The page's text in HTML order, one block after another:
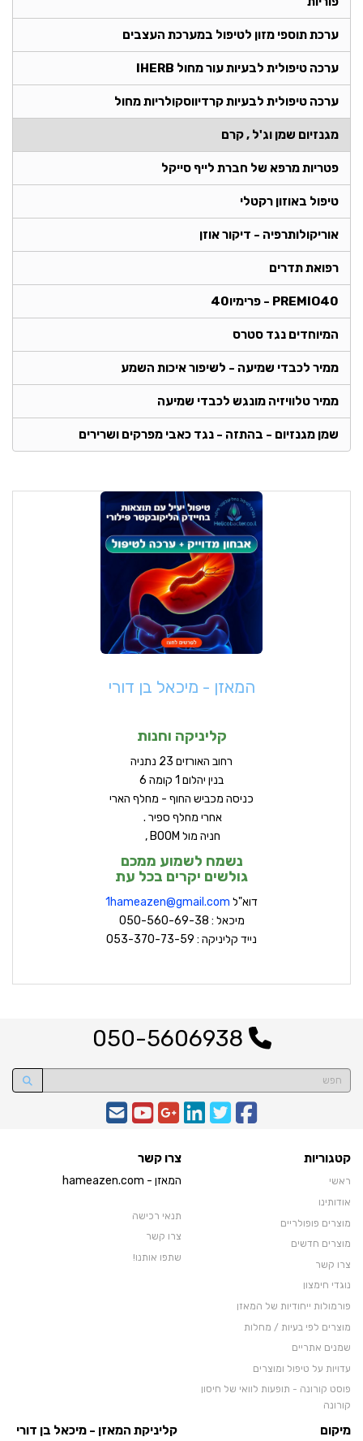
ערכת תוספי מזון לטיפול במערכת העצבים
ערכה טיפולית לבעיות עור מחול IHERB
ערכה טיפולית לבעיות קרדיווסקולריות מחול
מגנזיום שמן וג'ל , קרם
פטריות מרפא של חברת לייף סייקל
טיפול באוזון רקטלי
אוריקולותרפיה - דיקור אוזן
רפואת תדרים
PREMIO40 - פרימיו40
המיוחדים נגד סטרס
ממיר לכבדי שמיעה - לשיפור איכות השמע
ממיר טלוויזיה מונגש לכבדי שמיעה
שמן מגנזיום - בהתזה - נגד כאבי מפרקים ושרירים
המאזן - מיכאל בן דורי
קליניקה וחנות
רחוב האורזים 23 נתניה
בנין יהלום 1 קומה 6
כניסה מכביש החוף - מחלף הארי
אחרי מחלף ספיר .
חניה מול BOOM ,
נשמח לשמוע ממכם
גולשים יקרים בכל עת
דוא"ל 1 hameazen@gmail.com
מיכאל : 050-560-69-38
נייד קליניקה : 053-370-73-59
קטגוריות
ראשי
אודותינו
מוצרים פופולריים
מוצרים חדשים
צרו קשר
נוגדי חימצון
פורמולות ייחודיות של המאזן
מוצרים לפי בעיות / מחלות
שמנים אתריים
עדויות על טיפול ומוצרים
פוסט קורונה - תופעות לוואי של חיסון
קורונה
סרטוני וידאו
צרו קשר
המאזן - hameazen.com
תנאי רכישה
צרו קשר
שתפו אותנו!
מיקום קליניקת המאזן - מיכאל בן דורי